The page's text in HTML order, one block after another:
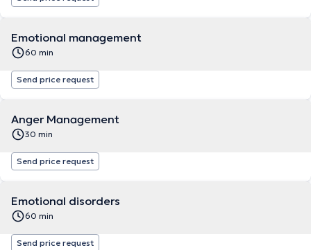
Emotional management
60 min
Send price request
Anger Management
30 min
Send price request
Emotional disorders
60 min
Send price request